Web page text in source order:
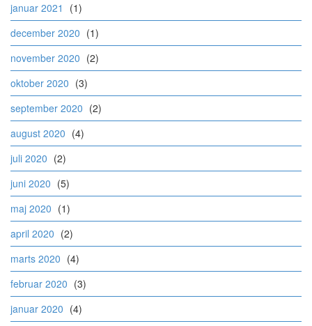
januar 2021
(1)
december 2020 (1)
november 2020 (2)
oktober 2020 (3)
september 2020 (2)
august 2020 (4)
juli 2020 (2)
juni 2020 (5)
maj 2020 (1)
april 2020 (2)
marts 2020 (4)
februar 2020 (3)
januar 2020 (4)